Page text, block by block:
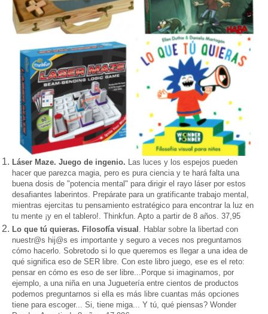
Láser Maze. Juego de ingenio.
Las luces y los espejos pueden
hacer que parezca magia, pero es pura ciencia y te hará falta una
buena dosis de "potencia mental" para dirigir el rayo l áser por estos
desafiantes laberintos. Prepárate para un gratificante trabajo mental,
mientras ejercitas tu pensamiento estratégico para encontrar la luz en
tu mente ¡y en el tablero!. Thinkfun. Apto a partir de 8 años. 37,95
Lo que tú quieras. Filosofía visual
. Hablar sobre la libertad con
nuestr@s hij@s es importante y seguro a veces nos preguntamos
cómo hacerlo. Sobretodo si lo que queremos es llegar a una idea de
qué significa eso de SER libre. Con este libro juego, ese es el reto:
pensar en cómo es eso de ser libre...Porque si imaginamos, por
ejemplo, a una niña en una Juguetería entre cientos de productos
podemos preguntarnos si ella es más libre cuantas más opciones
tiene para escoger... Si, tiene miga... Y tú, qué piensas? Wonder